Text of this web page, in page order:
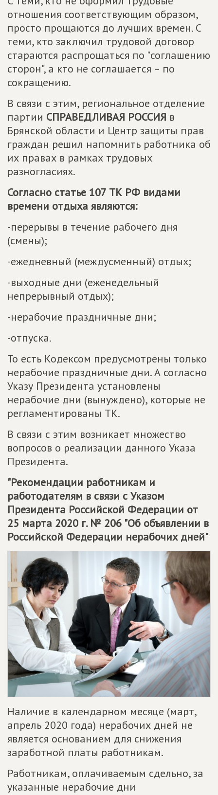
отношения соответствующим образом,
просто прощаются до лучших времен. С
теми, кто заключил трудовой договор
стараются распрощаться по "соглашению
сторон", а кто не соглашается – по
сокращению.
В связи с этим, региональное отделение
партии СПРАВЕДЛИВАЯ РОССИЯ в
Брянской области и Центр защиты прав
граждан решил напомнить работника об
их правах в рамках трудовых
разногласиях.
Согласно статье 107 ТК РФ видами
времени отдыха являются:
-перерывы в течение рабочего дня
(смены);
-ежедневный (междусменный) отдых;
-выходные дни (еженедельный
непрерывный отдых);
-нерабочие праздничные дни;
-отпуска.
То есть Кодексом предусмотрены только
нерабочие праздничные дни. А согласно
Указу Президента установлены
нерабочие дни (вынуждено), которые не
регламентированы ТК.
В связи с этим возникает множество
вопросов о реализации данного Указа
Президента.
"Рекомендации работникам и
работодателям в связи с Указом
Президента Российской Федерации от
25 марта 2020 г. № 206 "Об объявлении в
Российской Федерации нерабочих дней"
Наличие в календарном месяце (март,
апрель 2020 года) нерабочих дней не
является основанием для снижения
заработной платы работникам.
Работникам, оплачиваемым сдельно, за
указанные нерабочие дни